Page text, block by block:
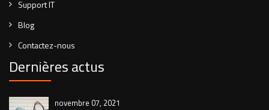
Support IT
Blog
Contactez-nous
Dernières actus
novembre 07, 2021